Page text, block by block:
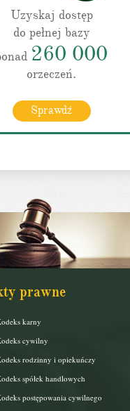
Uzyskaj dostęp
do pełnej bazy
260 000
orzeczeń.
Sprawdź
prawne
karny
cywilny
rodzinny i opiekuńczy
spółek handlowych
postępowania cywilnego